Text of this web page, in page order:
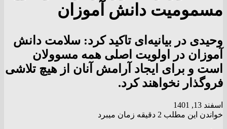
مسمومیت دانش‌ آموزان
وحیدی در بیانیه‌ای تاکید کرد: سلامت دانش‌
آموزان در اولویت اصلی همه مسوولان
است و برای ایجاد آرامش آنان از هیچ تلاشی
فروگذار نخواهند کرد.
اسفند 13, 1401
خواندن این مطلب 2 دقیقه زمان میبرد